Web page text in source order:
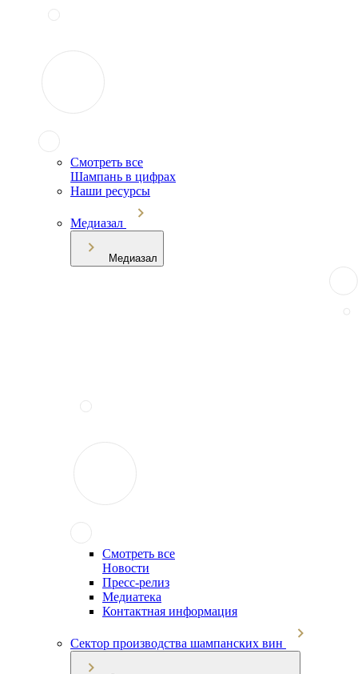
Смотреть все
Шампань в цифрах
Наши ресурсы
Медиазал
Медиазал
Смотреть все
Новости
Пресс-релиз
Медиатека
Контактная информация
Сектор производства шампанских вин